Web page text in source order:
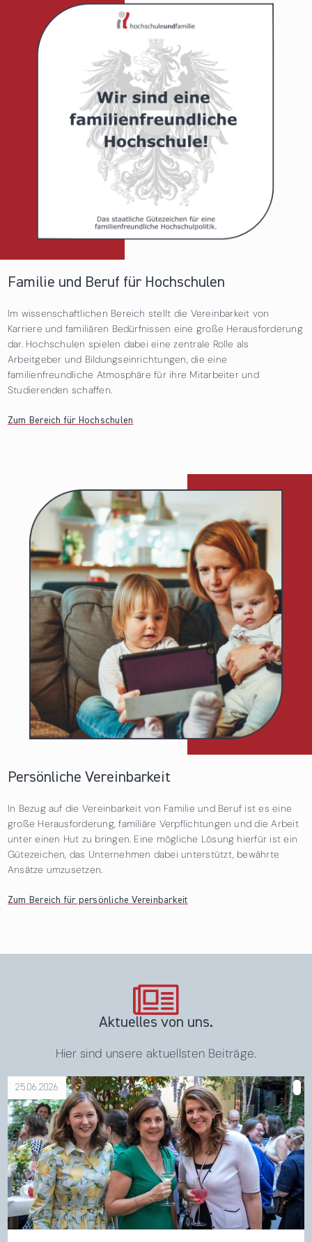
Familie und Beruf für Hochschulen
Im wissenschaftlichen Bereich stellt die Vereinbarkeit von
Karriere und familiären Bedürfnissen eine große Herausforderung
dar. Hochschulen spielen dabei eine zentrale Rolle als
Arbeitgeber und Bildungseinrichtungen, die eine
familienfreundliche Atmosphäre für ihre Mitarbeiter und
Studierenden schaffen.
Zum Bereich für Hochschulen
Persönliche Vereinbarkeit
In Bezug auf die Vereinbarkeit von Familie und Beruf ist es eine
große Herausforderung, familiäre Verpflichtungen und die Arbeit
unter einen Hut zu bringen. Eine mögliche Lösung hierfür ist ein
Gütezeichen, das Unternehmen dabei unterstützt, bewährte
Ansätze umzusetzen.
Zum Bereich für persönliche Vereinbarkeit
Aktuelles von uns.
Hier sind unsere aktuellsten Beiträge.
25.06.2026